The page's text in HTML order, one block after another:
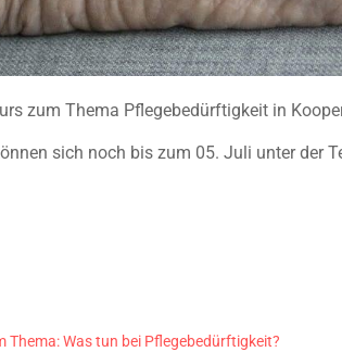
zum Thema Pflegebedürftigkeit in
sich noch bis zum 05. Juli unter der
Thema: Was tun bei Pflegebedürftigkeit?